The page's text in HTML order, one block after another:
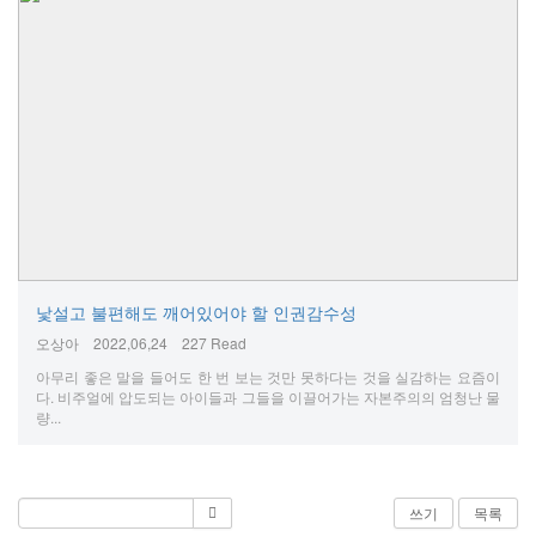
낯설고 불편해도 깨어있어야 할 인권감수성
오상아 2022,06,24
227 Read
아무리 좋은 말을 들어도 한 번 보는 것만 못하다는 것을 실감하는 요즘이
다. 비주얼에 압도되는 아이들과 그들을 이끌어가는 자본주의의 엄청난 물
량...
쓰기 목록